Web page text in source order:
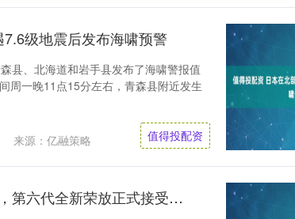
级地震后发布海啸预警
县、北海道和岩手县发布了海啸警报值
周一晚11点15分左右，青森县附近发生
值得投配资
来源：亿融策略
配资预警网 售价16.98万起，第六代全新荣放正式接受预定